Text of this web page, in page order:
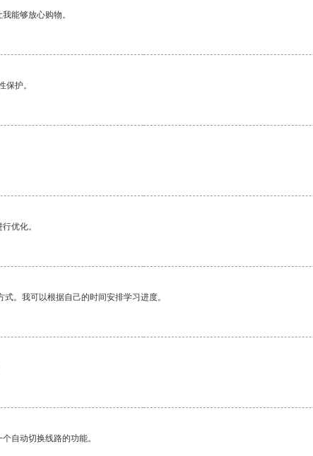
能够放心购物。
护。
优化。
。我可以根据自己的时间安排学习进度。
自动切换线路的功能。